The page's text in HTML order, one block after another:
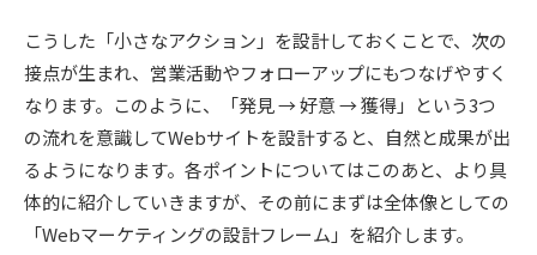
こうした「小さなアクション」を設計しておくことで、次の
接点が生まれ、営業活動やフォローアップにもつなげやすく
なります。このように、「発見 → 好意 → 獲得」という3つ
の流れを意識してWebサイトを設計すると、自然と成果が出
るようになります。各ポイントについてはこのあと、より具
体的に紹介していきますが、その前にまずは全体像としての
「Webマーケティングの設計フレーム」を紹介します。